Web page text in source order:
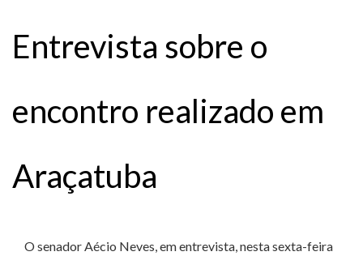
Entrevista sobre o
encontro realizado em
Araçatuba
O senador Aécio Neves, em entrevista, nesta sexta-feira